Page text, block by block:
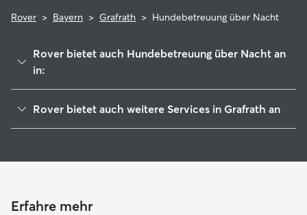
Rover > Bayern > Grafrath > Hundebetreuung über Nacht
Rover bietet auch Hundebetreuung über Nacht an
in:
Fürstenfeldbruck
Wörthsee
Rover bietet auch weitere Services in Grafrath an
Gassi-Service in Grafrath
Erfahre mehr